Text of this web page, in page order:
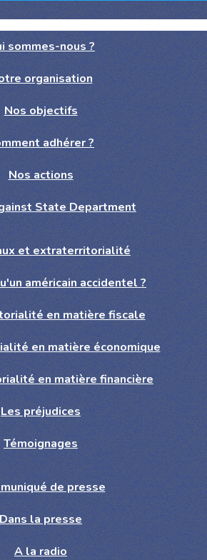
sommes-nous ?
organisation
Nos objectifs
adhérer ?
Nos actions
State Department
et extraterritorialité
américain accidentel ?
en matière fiscale
en matière économique
en matière financière
Les préjudices
Témoignages
de presse
Dans la presse
A la radio